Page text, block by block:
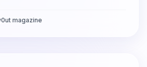
magazine